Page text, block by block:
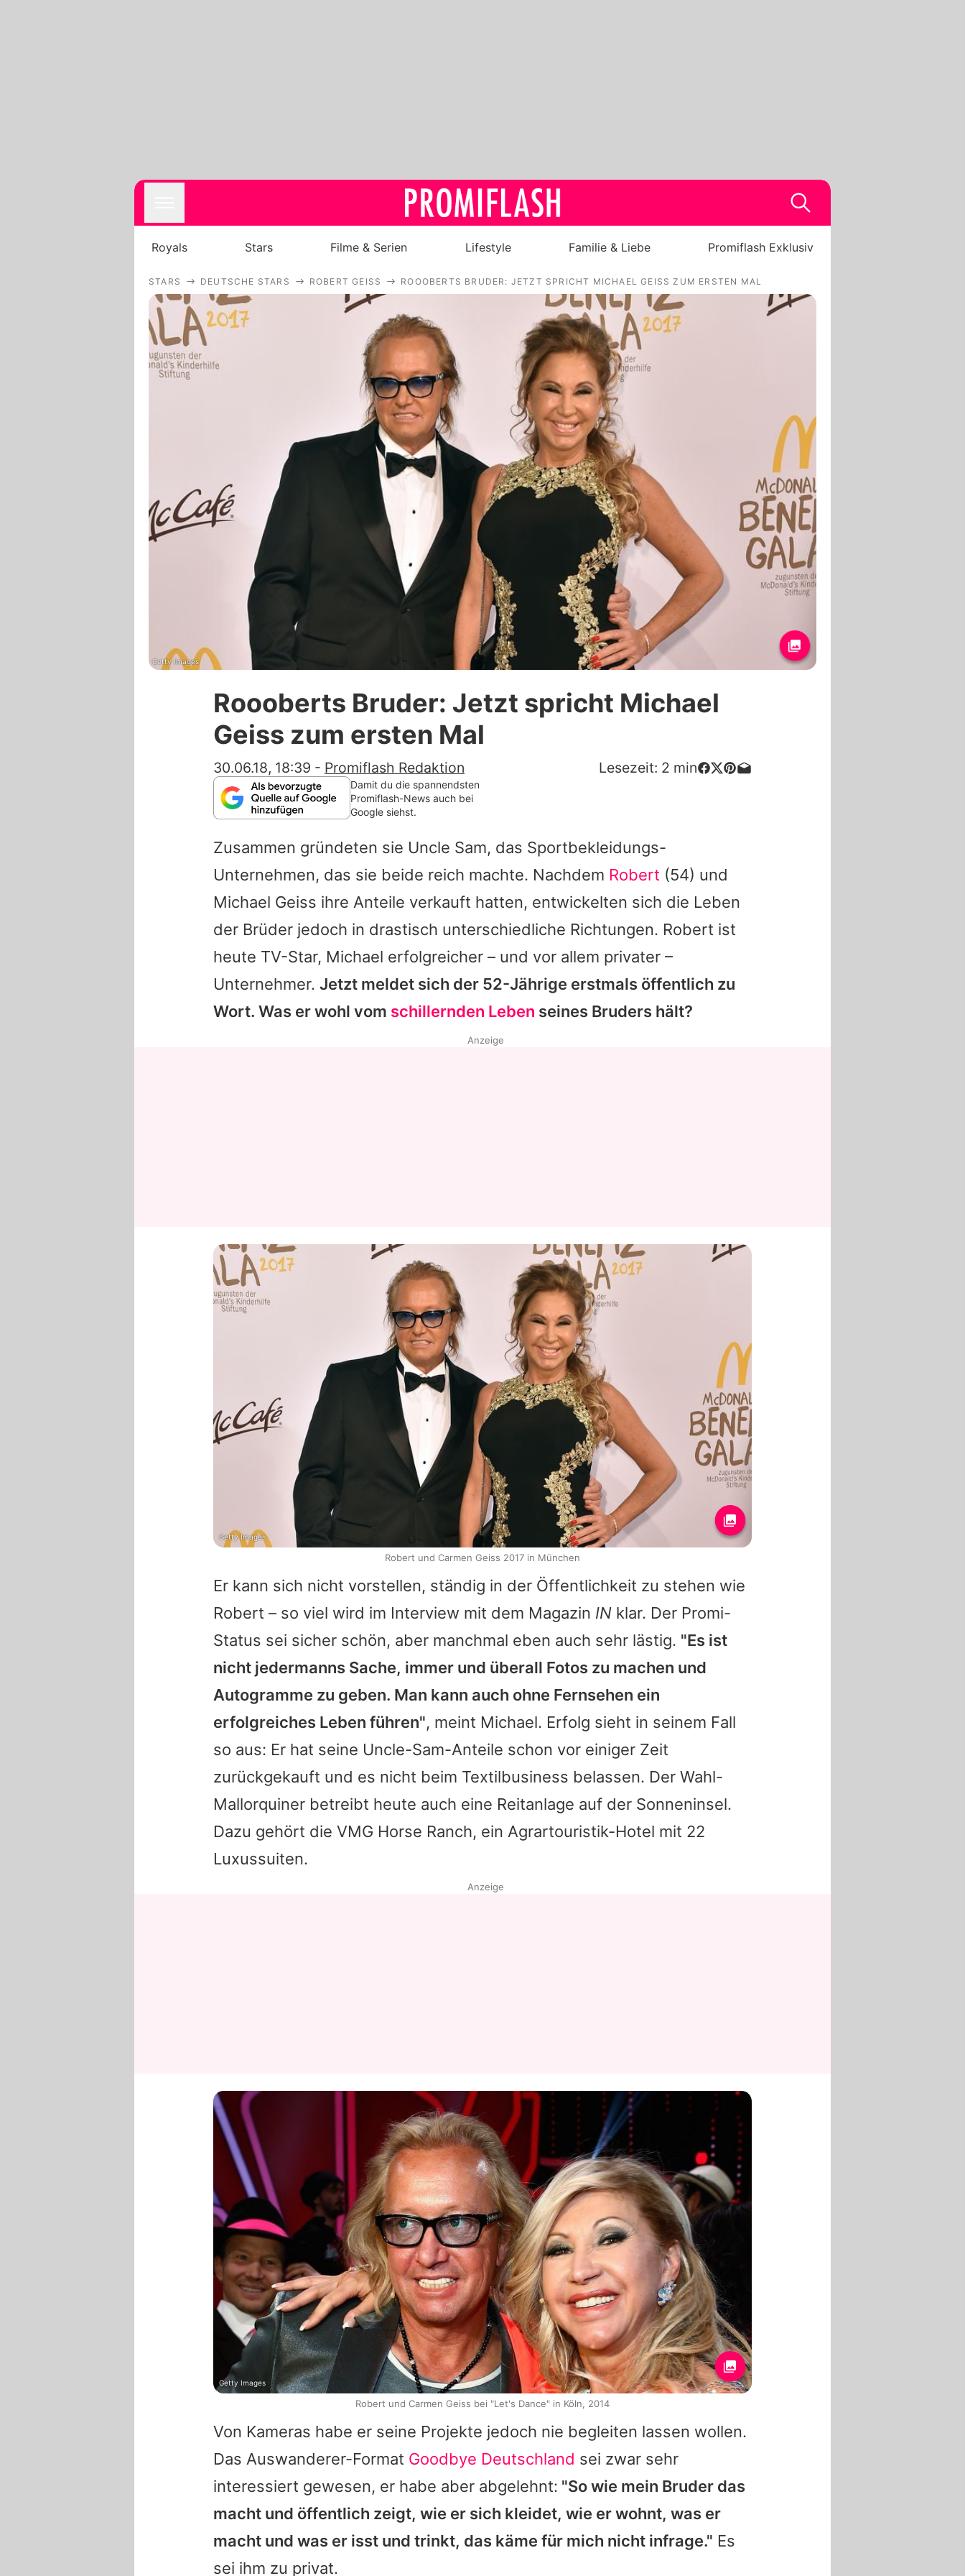
Royals
Filme & Serien
Lifestyle
Familie & Liebe
Promiflash Exklusiv
Alle Themen auf Promiflash
Jobs
App runterladen
Team
Redaktionelle Richtlinien
Impressum
Datenschutzerklärung
Nutzungsbedingungen
Utiq verwalten
Royals Stars Filme & Serien Lifestyle Familie & Liebe Promiflash Exklusiv
STARS DEUTSCHE STARS ROBERT GEISS ROOOBERTS BRUDER: JETZT SPRICHT MICHAEL GEISS ZUM ERSTEN MAL
Getty Images
Roooberts Bruder: Jetzt spricht Michael
Geiss zum ersten Mal
30.06.18, 18:39 - Promiflash Redaktion Lesezeit: 2 min
Damit du die spannendsten
Promiflash-News auch bei
Google siehst.
Zusammen gründeten sie Uncle Sam, das Sportbekleidungs-
Unternehmen, das sie beide reich machte. Nachdem Robert (54) und
Michael Geiss ihre Anteile verkauft hatten, entwickelten sich die Leben
der Brüder jedoch in drastisch unterschiedliche Richtungen. Robert ist
heute TV-Star, Michael erfolgreicher – und vor allem privater –
Unternehmer. Jetzt meldet sich der 52-Jährige erstmals öffentlich zu
Wort. Was er wohl vom schillernden Leben seines Bruders hält?
Er kann sich nicht vorstellen, ständig in der Öffentlichkeit zu stehen wie
Robert – so viel wird im Interview mit dem Magazin IN klar. Der Promi-
Status sei sicher schön, aber manchmal eben auch sehr lästig. "Es ist
nicht jedermanns Sache, immer und überall Fotos zu machen und
Autogramme zu geben. Man kann auch ohne Fernsehen ein
erfolgreiches Leben führen", meint Michael. Erfolg sieht in seinem Fall
so aus: Er hat seine Uncle-Sam-Anteile schon vor einiger Zeit
zurückgekauft und es nicht beim Textilbusiness belassen. Der Wahl-
Mallorquiner betreibt heute auch eine Reitanlage auf der Sonneninsel.
Dazu gehört die VMG Horse Ranch, ein Agrartouristik-Hotel mit 22
Luxussuiten.
Von Kameras habe er seine Projekte jedoch nie begleiten lassen wollen.
Das Auswanderer-Format Goodbye Deutschland sei zwar sehr
interessiert gewesen, er habe aber abgelehnt: "So wie mein Bruder das
macht und öffentlich zeigt, wie er sich kleidet, wie er wohnt, was er
macht und was er isst und trinkt, das käme für mich nicht infrage." Es
sei ihm zu privat.
Anzeige
Getty Images
Robert und Carmen Geiss 2017 in München
Anzeige
Getty Images
Robert und Carmen Geiss bei "Let's Dance" in Köln, 2014